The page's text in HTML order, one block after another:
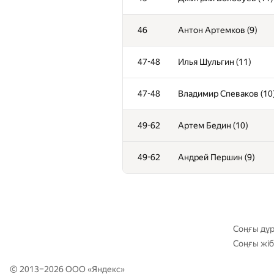
46 Антон Артемков (9)
47-48 Илья Шульгин (11)
47-48 Владимир Спеваков
49-62 Артем Бедин (10)
49-62 Андрей Першин (9)
10-11 Егор Никонов (11)
12-13 Денис Русанов (9)
12-13 Михаил Крашенинников
14 Максим Козявин (11)
15-16 Никита Пилипенко (11)
Даниил Сазонов (10)
Соңғы
Соңғы
© 2013–2026 ООО «Яндекс»